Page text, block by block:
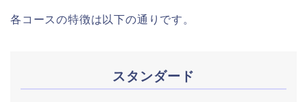
各コースの特徴は以下の通りです。
スタンダード